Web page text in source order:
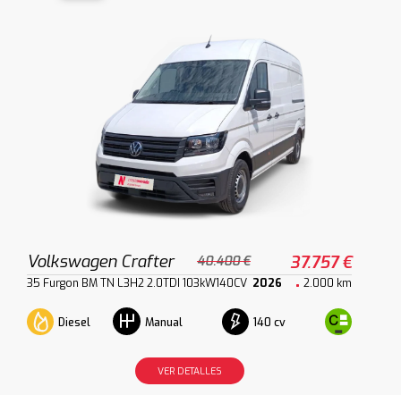
Volkswagen Crafter 40.400 € 37.757 €
35 Furgon BM TN L3H2 2.0TDI 103kW140CV 2026 2.000 km
Diesel Manual 140 cv
VER DETALLES